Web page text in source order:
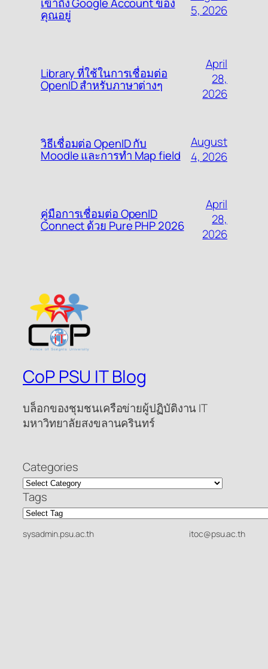
คุณอยู่
5, 2026
Library ที่ใช้ในการเชื่อมต่อ
OpenID สำหรับภาษาต่างๆ
April
28,
2026
วิธีเชื่อมต่อ OpenID กับ
Moodle และการทำ Map field
August
4, 2026
คู่มือการเชื่อมต่อ OpenID
Connect ด้วย Pure PHP 2026
April
28,
2026
CoP PSU IT Blog
บล็อกของชุมชนเครือข่ายผู้ปฏิบัติงาน IT
มหาวิทยาลัยสงขลานครินทร์
Categories
Tags
sysadmin.psu.ac.th itoc@psu.ac.th